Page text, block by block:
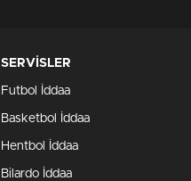
SERVİSLER
Futbol İddaa
Basketbol İddaa
Hentbol İddaa
Bilardo İddaa